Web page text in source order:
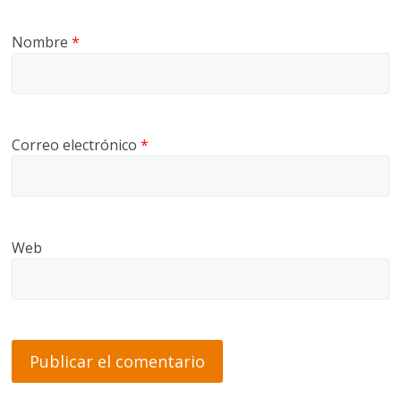
Nombre*
Correo electrónico*
Web